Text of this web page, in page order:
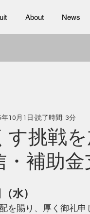
About News
す挑戦
・補助
10月1日 読了時間: 3分
水）
を賜り、厚く御礼申